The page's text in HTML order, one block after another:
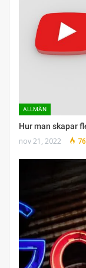
ALLMÄN
Hur man skapar
nov 21, 2022